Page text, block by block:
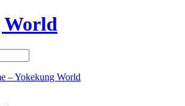
World
– Yokekung World